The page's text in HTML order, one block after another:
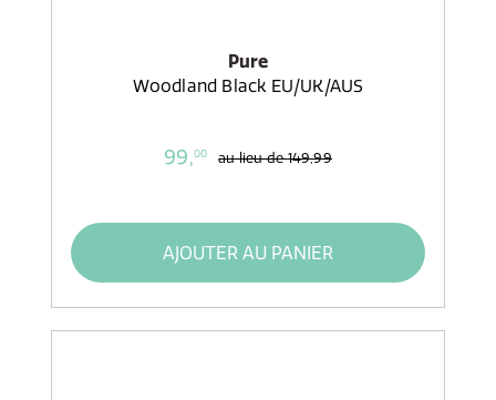
Pure
Woodland Black EU/UK/AUS
99,00 au lieu de149,99
AJOUTER AU PANIER